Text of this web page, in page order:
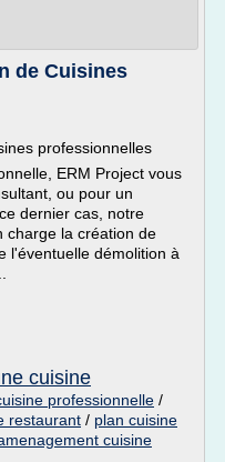
de Cuisines
professionnelles
ERM Project vous
ou pour un
dernier cas, notre
charge la création de
l'éventuelle démolition à
cuisine
professionnelle /
restaurant / plan cuisine
cuisine